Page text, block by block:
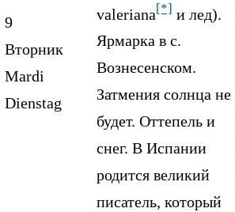
9
Вторник
Mardi
Dienstag
valeriana[*] и лед).
Ярмарка в с.
Вознесенском.
Затмения солнца не
будет. Оттепель и
снег. В Испании
родится великий
писатель, который